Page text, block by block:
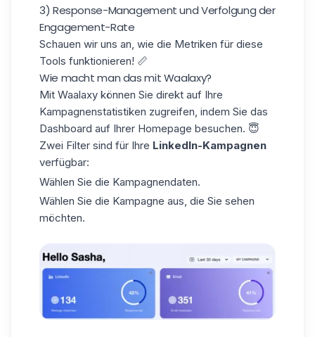
3) Response-Management und Verfolgung der
Engagement-Rate
Schauen wir uns an, wie die Metriken für diese
Tools funktionieren! 📏
Wie macht man das mit Waalaxy?
Mit Waalaxy können Sie direkt auf Ihre
Kampagnenstatistiken zugreifen, indem Sie das
Dashboard auf Ihrer Homepage besuchen. 😇
Zwei Filter sind für Ihre LinkedIn-Kampagnen
verfügbar:
Wählen Sie die Kampagnendaten.
Wählen Sie die Kampagne aus, die Sie sehen
möchten.